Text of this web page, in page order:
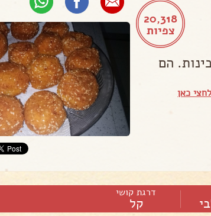
20,318
צפיות
הם
לחצי כאן
דרגת קושי
קל